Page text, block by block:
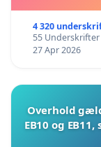
4 320
55
27 Apr 2026
Overhold
EB10 og